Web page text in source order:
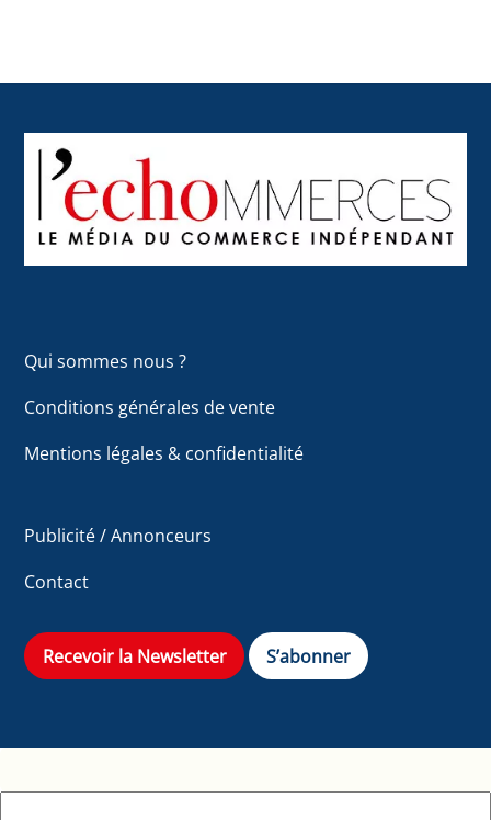
To
Top
Qui sommes nous ?
Conditions générales de vente
Mentions légales & confidentialité
Publicité / Annonceurs
Contact
Recevoir la Newsletter S’abonner